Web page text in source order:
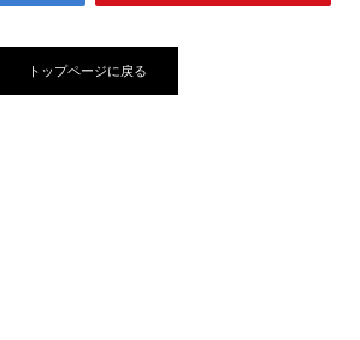
トップページに戻る